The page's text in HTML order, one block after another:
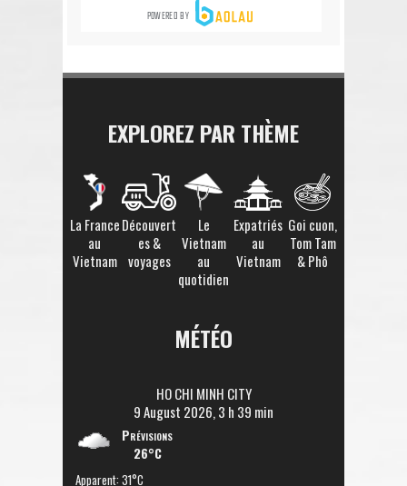
EXPLOREZ PAR THÈME
La France
au
Vietnam
Découvert
es &
voyages
Le
Vietnam
au
quotidien
Expatriés
au
Vietnam
Goi cuon,
Tom Tam
& Phô
MÉTÉO
HO CHI MINH CITY
9 August 2026, 3 h 39 min
Prévisions
26°C
Apparent: 31°C